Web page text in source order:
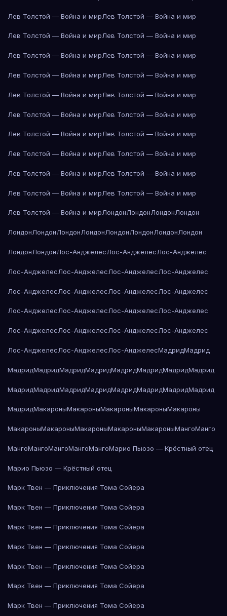
Лев Толстой — Война и мирЛев Толстой — Война и мир
Лев Толстой — Война и мирЛев Толстой — Война и мир
Лев Толстой — Война и мирЛев Толстой — Война и мир
Лев Толстой — Война и мирЛев Толстой — Война и мир
Лев Толстой — Война и мирЛев Толстой — Война и мир
Лев Толстой — Война и мирЛев Толстой — Война и мир
Лев Толстой — Война и мирЛев Толстой — Война и мир
Лев Толстой — Война и мирЛев Толстой — Война и мир
Лев Толстой — Война и мирЛев Толстой — Война и мир
Лев Толстой — Война и мирЛев Толстой — Война и мир
Лев Толстой — Война и мирЛондонЛондонЛондонЛондон
ЛондонЛондонЛондонЛондонЛондонЛондонЛондонЛондон
ЛондонЛондонЛос-АнджелесЛос-АнджелесЛос-Анджелес
Лос-АнджелесЛос-АнджелесЛос-АнджелесЛос-Анджелес
Лос-АнджелесЛос-АнджелесЛос-АнджелесЛос-Анджелес
Лос-АнджелесЛос-АнджелесЛос-АнджелесЛос-Анджелес
Лос-АнджелесЛос-АнджелесЛос-АнджелесЛос-Анджелес
Лос-АнджелесЛос-АнджелесЛос-АнджелесМадридМадрид
МадридМадридМадридМадридМадридМадридМадридМадрид
МадридМадридМадридМадридМадридМадридМадридМадрид
МадридМакароныМакароныМакароныМакароныМакароны
МакароныМакароныМакароныМакароныМакароныМангоМанго
МангоМангоМангоМангоМангоМарио Пьюзо — Крёстный отец
Марио Пьюзо — Крёстный отец
Марк Твен — Приключения Тома Сойера
Марк Твен — Приключения Тома Сойера
Марк Твен — Приключения Тома Сойера
Марк Твен — Приключения Тома Сойера
Марк Твен — Приключения Тома Сойера
Марк Твен — Приключения Тома Сойера
Марк Твен — Приключения Тома Сойера